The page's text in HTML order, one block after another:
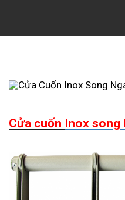
Cửa cuốn Inox song